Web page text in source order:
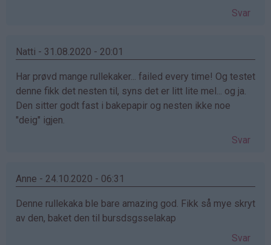
Svar
Natti - 31.08.2020 - 20:01
Har prøvd mange rullekaker... failed every time! Og testet
denne fikk det nesten til, syns det er litt lite mel... og ja.
Den sitter godt fast i bakepapir og nesten ikke noe
"deig" igjen.
Svar
Anne - 24.10.2020 - 06:31
Denne rullekaka ble bare amazing god. Fikk så mye skryt
av den, baket den til bursdsgsselakap
Svar